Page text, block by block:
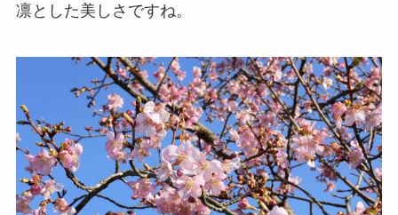
凛とした美しさですね。